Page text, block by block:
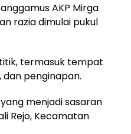
AKP Mirga
razia dimulai pukul
termasuk tempat
penginapan.
menjadi sasaran
Rejo, Kecamatan